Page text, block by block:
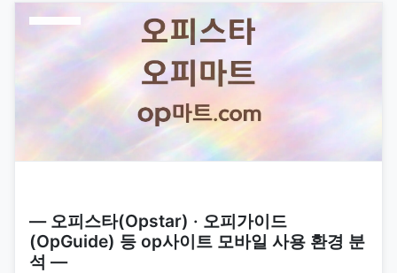
― 오피스타(Opstar) · 오피가이드
(OpGuide) 등 op사이트 모바일 사용 환경 분
석 ―